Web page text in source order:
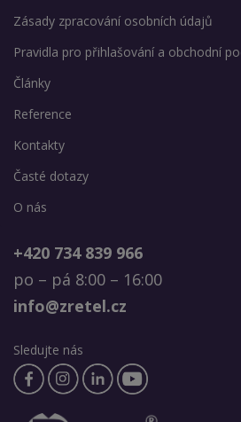
Zásady zpracování osobních údajů
Pravidla pro přihlašování a obchodní
Články
Reference
Kontakty
Časté dotazy
O nás
+420 734 839 966
po – pá 8:00 – 16:00
info@zretel.cz
Sledujte nás